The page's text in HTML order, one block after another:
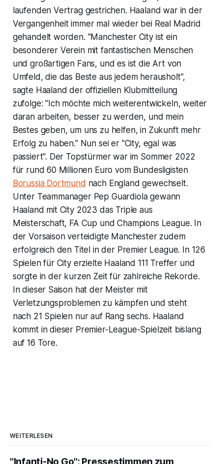
laufenden Vertrag gestrichen. Haaland war in der
Vergangenheit immer mal wieder bei Real Madrid
gehandelt worden. "Manchester City ist ein
besonderer Verein mit fantastischen Menschen
und großartigen Fans, und es ist die Art von
Umfeld, die das Beste aus jedem herausholt",
sagte Haaland der offiziellen Klubmitteilung
zufolge: "Ich möchte mich weiterentwickeln, weiter
daran arbeiten, besser zu werden, und mein
Bestes geben, um uns zu helfen, in Zukunft mehr
Erfolg zu haben." Nun sei er "City, egal was
passiert". Der Topstürmer war im Sommer 2022
für rund 60 Millionen Euro vom Bundesligisten
Borussia Dortmund nach England gewechselt.
Unter Teammanager Pep Guardiola gewann
Haaland mit City 2023 das Triple aus
Meisterschaft, FA Cup und Champions League. In
der Vorsaison verteidigte Manchester zudem
erfolgreich den Titel in der Premier League. In 126
Spielen für City erzielte Haaland 111 Treffer und
sorgte in der kurzen Zeit für zahlreiche Rekorde.
In dieser Saison hat der Meister mit
Verletzungsproblemen zu kämpfen und steht
nach 21 Spielen nur auf Rang sechs. Haaland
kommt in dieser Premier-League-Spielzeit bislang
auf 16 Tore.
WEITERLESEN
"Infanti-No Go": Pressestimmen zum